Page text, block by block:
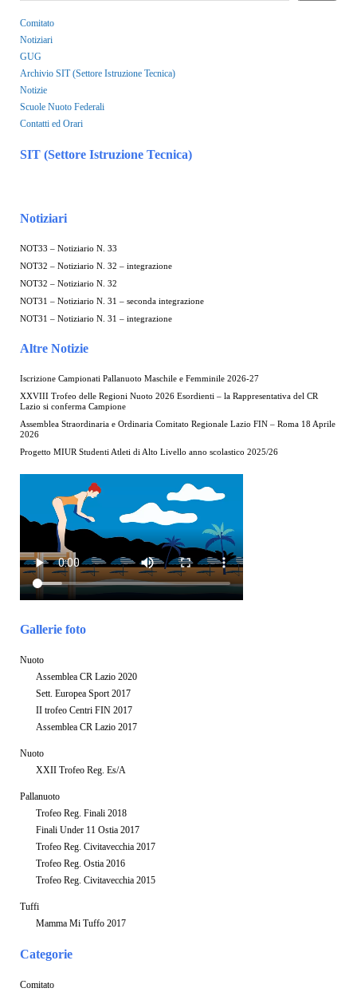
Comitato
Notiziari
GUG
Archivio SIT (Settore Istruzione Tecnica)
Notizie
Scuole Nuoto Federali
Contatti ed Orari
SIT (Settore Istruzione Tecnica)
Notiziari
NOT33 – Notiziario N. 33
NOT32 – Notiziario N. 32 – integrazione
NOT32 – Notiziario N. 32
NOT31 – Notiziario N. 31 – seconda integrazione
NOT31 – Notiziario N. 31 – integrazione
Altre Notizie
Iscrizione Campionati Pallanuoto Maschile e Femminile 2026-27
XXVIII Trofeo delle Regioni Nuoto 2026 Esordienti – la Rappresentativa del CR
Lazio si conferma Campione
Assemblea Straordinaria e Ordinaria Comitato Regionale Lazio FIN – Roma 18 Aprile
2026
Progetto MIUR Studenti Atleti di Alto Livello anno scolastico 2025/26
Gallerie foto
Nuoto
Assemblea CR Lazio 2020
Sett. Europea Sport 2017
II trofeo Centri FIN 2017
Assemblea CR Lazio 2017
Nuoto
XXII Trofeo Reg. Es/A
Pallanuoto
Trofeo Reg. Finali 2018
Finali Under 11 Ostia 2017
Trofeo Reg. Civitavecchia 2017
Trofeo Reg. Ostia 2016
Trofeo Reg. Civitavecchia 2015
Tuffi
Mamma Mi Tuffo 2017
Categorie
Comitato